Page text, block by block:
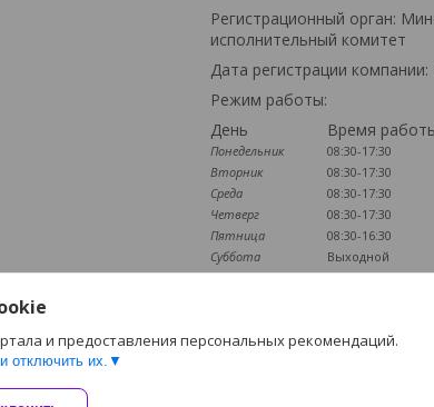
Регистрационный орган:
исполнительный комитет
Дата регистрации компании:
Режим работы:
День
Время
Понедельник
08:30-17:30
Вторник
08:30-17:30
Среда
08:30-17:30
Четверг
08:30-17:30
Пятница
08:30-16:30
Суббота
Выходной
Воскресенье
Выходной
Наличие документов
и предоставления персональных рекомендаций.
отключить их.